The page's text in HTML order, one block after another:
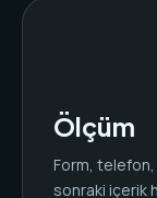
Ölçüm
Form,
sonraki içerik